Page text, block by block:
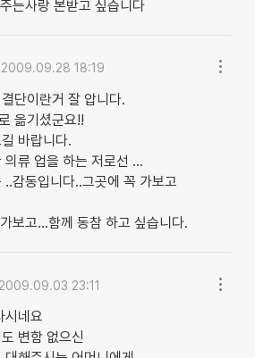
는사랑 본받고 싶습니다
2009.09.28 18:19
단이란거 잘 압니다.
옮기셨군요!!
바랍니다.
류 업을 하는 저로선 ...
감동입니다..그곳에 꼭 가보고
보고...함께 동참 하고 싶습니다.
2009.09.03 23:11
시네요
변함 없으신